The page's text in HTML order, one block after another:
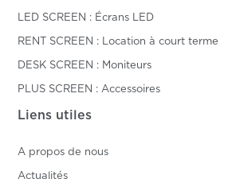
LED SCREEN : Écrans LED
RENT SCREEN : Location à court terme
DESK SCREEN : Moniteurs
PLUS SCREEN : Accessoires
Liens utiles
A propos de nous
Actualités